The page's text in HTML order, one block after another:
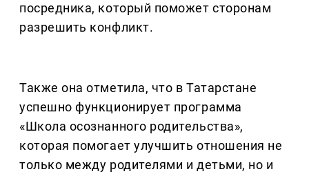
посредника, который поможет сторонам
разрешить конфликт.
Также она отметила, что в Татарстане
успешно функционирует программа
«Школа осознанного родительства»,
которая помогает улучшить отношения не
только между родителями и детьми, но и